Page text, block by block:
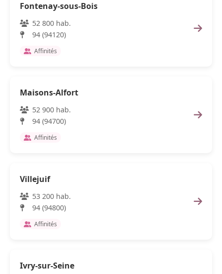
Fontenay-sous-Bois
52 800 hab.
94 (94120)
Affinités
Maisons-Alfort
52 900 hab.
94 (94700)
Affinités
Villejuif
53 200 hab.
94 (94800)
Affinités
Ivry-sur-Seine